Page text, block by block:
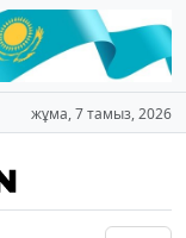
жұма, 7 тамыз, 2026